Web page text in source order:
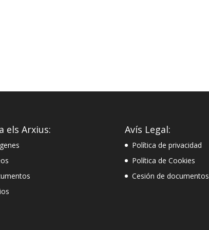
els Arxius: Avís Legal:
Política de privacidad
Política de Cookies
Cesión de documentos